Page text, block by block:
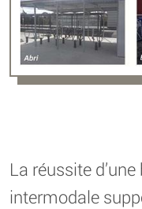
La réussite
intermodale